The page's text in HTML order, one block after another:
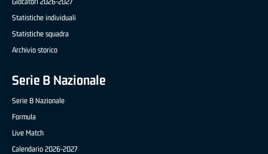
Statistiche individuali
Statistiche squadra
Archivio storico
Serie B Nazionale
Serie B Nazionale
Formula
Live Match
Calendario 2026-2027